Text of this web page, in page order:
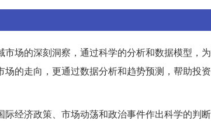
场的深刻洞察，通过科学的分析和数据模型，
的走向，更通过数据分析和趋势预测，帮助投
经济政策、市场动荡和政治事件作出科学的判